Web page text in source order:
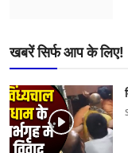
खबरें सिर्फ आप के लिए!